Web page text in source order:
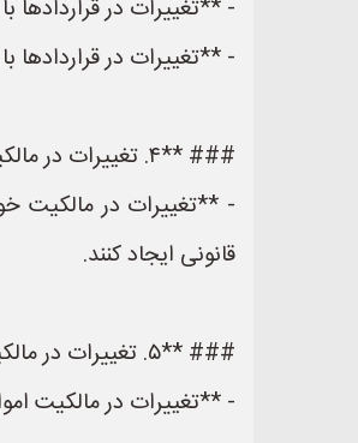
- **تغییرات در قراردادها
- **تغییرات در قراردادها
### **۴. تغییرات در مالکیت وسایل نقلیه (در برخی موارد)**
- **تغییرات در مالکیت
قانونی ایجاد کنند.
### **۵. تغییرات در مالکیت اموال منقول (بدون نیاز به ثبت)**
- **تغییرات در مالکیت